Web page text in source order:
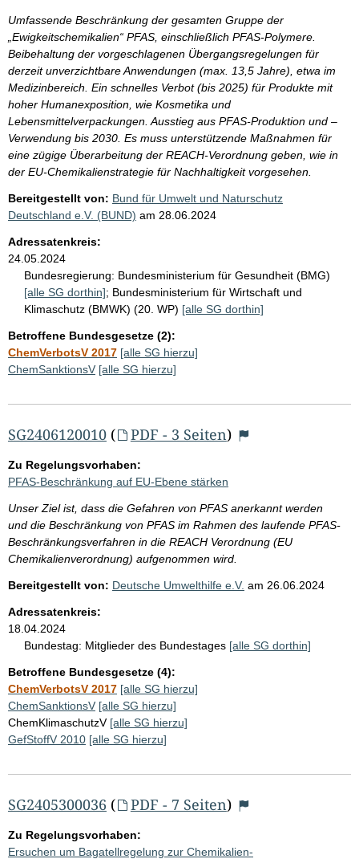
Umfassende Beschränkung der gesamten Gruppe der
„Ewigkeitschemikalien“ PFAS, einschließlich PFAS-Polymere.
Beibehaltung der vorgeschlagenen Übergangsregelungen für
derzeit unverzichtbare Anwendungen (max. 13,5 Jahre), etwa im
Medizinbereich. Ein schnelles Verbot (bis 2025) für Produkte mit
hoher Humanexposition, wie Kosmetika und
Lebensmittelverpackungen. Ausstieg aus PFAS-Produktion und –
Verwendung bis 2030. Es muss unterstützende Maßnahmen für
eine zügige Überarbeitung der REACH-Verordnung geben, wie in
der EU-Chemikalienstrategie für Nachhaltigkeit vorgesehen.
Bereitgestellt von: Bund für Umwelt und Naturschutz
Deutschland e.V. (BUND) am 28.06.2024
Adressatenkreis:
24.05.2024
Bundesregierung: Bundesministerium für Gesundheit (BMG)
[alle SG dorthin]; Bundesministerium für Wirtschaft und
Klimaschutz (BMWK) (20. WP) [alle SG dorthin]
Betroffene Bundesgesetze (2):
ChemVerbotsV 2017 [alle SG hierzu]
ChemSanktionsV [alle SG hierzu]
SG2406120010 ( PDF - 3 Seiten)
Zu Regelungsvorhaben:
PFAS-Beschränkung auf EU-Ebene stärken
Unser Ziel ist, dass die Gefahren von PFAS anerkannt werden
und die Beschränkung von PFAS im Rahmen des laufende PFAS-
Beschränkungsverfahren in die REACH Verordnung (EU
Chemikalienverordnung) aufgenommen wird.
Bereitgestellt von: Deutsche Umwelthilfe e.V. am 26.06.2024
Adressatenkreis:
18.04.2024
Bundestag: Mitglieder des Bundestages [alle SG dorthin]
Betroffene Bundesgesetze (4):
ChemVerbotsV 2017 [alle SG hierzu]
ChemSanktionsV [alle SG hierzu]
ChemKlimaschutzV [alle SG hierzu]
GefStoffV 2010 [alle SG hierzu]
SG2405300036 ( PDF - 7 Seiten)
Zu Regelungsvorhaben:
Ersuchen um Bagatellregelung zur Chemikalien-